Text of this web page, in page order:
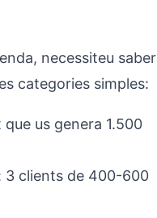
necessiteu saber
categories simples:
us genera 1.500
3 clients de 400-600